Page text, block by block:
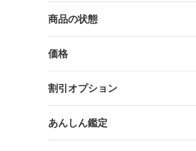
商品の状態
価格
割引オプション
あんしん鑑定